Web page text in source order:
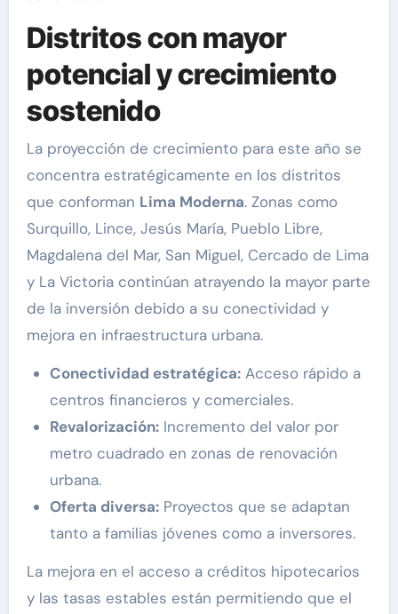
Distritos con mayor
potencial y crecimiento
sostenido
La proyección de crecimiento para este año se
concentra estratégicamente en los distritos
que conforman Lima Moderna. Zonas como
Surquillo, Lince, Jesús María, Pueblo Libre,
Magdalena del Mar, San Miguel, Cercado de Lima
y La Victoria continúan atrayendo la mayor parte
de la inversión debido a su conectividad y
mejora en infraestructura urbana.
Conectividad estratégica:Acceso rápido a
centros financieros y comerciales.
Revalorización:Incremento del valor por
metro cuadrado en zonas de renovación
urbana.
Oferta diversa:Proyectos que se adaptan
tanto a familias jóvenes como a inversores.
La mejora en el acceso a créditos hipotecarios
y las tasas estables están permitiendo que el